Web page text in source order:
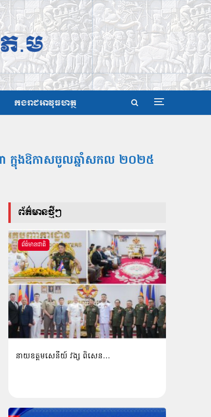
កងរាជអាវុធហត្ថ
ា ក្នុងឱកាសចូលឆ្នាំសកល ២០២៥
ព័ត៌មានថ្មីៗ
ព័ត៌មានជាតិ
នាយឧត្តមសេនីយ៍ វង្ស ពិសេន…